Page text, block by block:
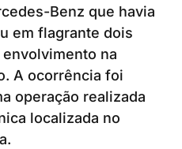
Benz que havia
em flagrante dois
na
A ocorrência foi
operação realizada
localizada no